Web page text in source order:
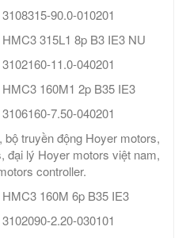
90.0-010201
315L1 8p B3 IE3 NU
11.0-040201
160M1 2p B35 IE3
7.50-040201
truyền động Hoyer motors,
đại lý Hoyer motors việt nam,
controller.
160M 6p B35 IE3
2.20-030101